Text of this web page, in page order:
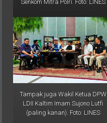
Tampak juga Wakil Ketua DPW
LDII Kaltim Imam Sujono Lutfi
(paling kanan). Foto: LINES